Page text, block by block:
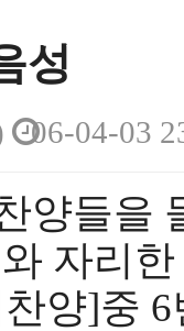
성
06-04-03
양들을
자리
양]중